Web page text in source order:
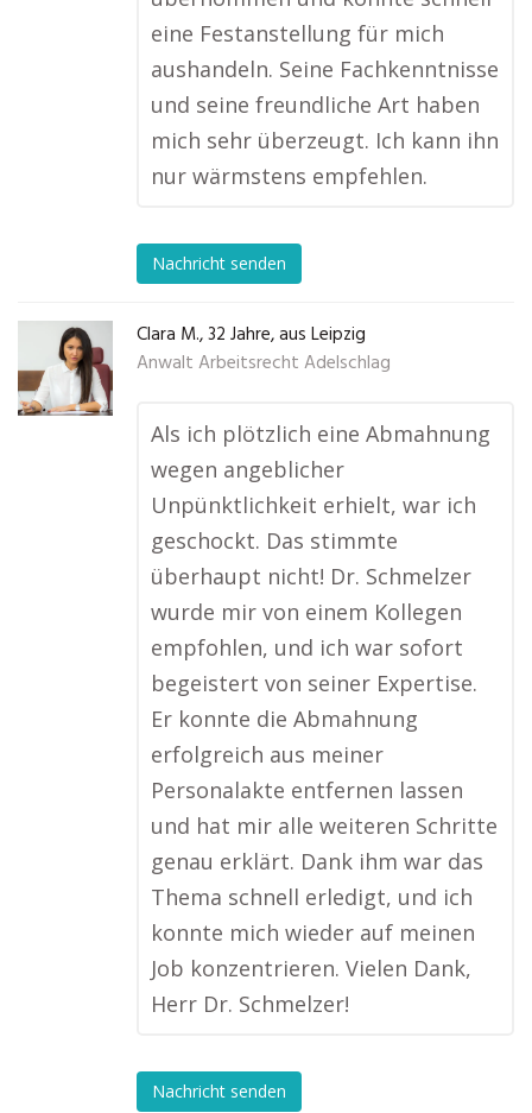
eine Festanstellung für mich
aushandeln. Seine Fachkenntnisse
und seine freundliche Art haben
mich sehr überzeugt. Ich kann ihn
nur wärmstens empfehlen.
Nachricht senden
Clara M., 32 Jahre, aus Leipzig
Anwalt Arbeitsrecht Adelschlag
Als ich plötzlich eine Abmahnung
wegen angeblicher
Unpünktlichkeit erhielt, war ich
geschockt. Das stimmte
überhaupt nicht! Dr. Schmelzer
wurde mir von einem Kollegen
empfohlen, und ich war sofort
begeistert von seiner Expertise.
Er konnte die Abmahnung
erfolgreich aus meiner
Personalakte entfernen lassen
und hat mir alle weiteren Schritte
genau erklärt. Dank ihm war das
Thema schnell erledigt, und ich
konnte mich wieder auf meinen
Job konzentrieren. Vielen Dank,
Herr Dr. Schmelzer!
Nachricht senden